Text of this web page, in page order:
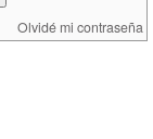
Olvidé mi contraseña